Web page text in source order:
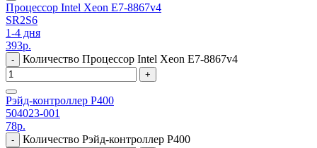
Процессор Intel Xeon E7-8867v4
SR2S6
1-4 дня
393р.
- Количество Процессор Intel Xeon E7-8867v4
+
Рэйд-контроллер P400
504023-001
78р.
- Количество Рэйд-контроллер P400